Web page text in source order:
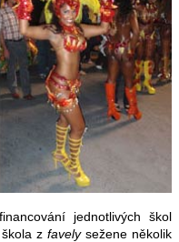
jednotlivých škol
z favelysežene několik